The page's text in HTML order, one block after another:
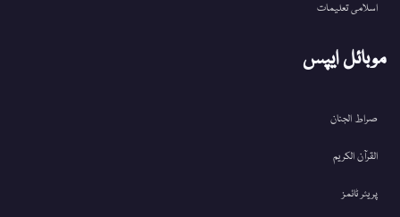
اسلامی تعلیمات
موبائل ایپس
صراط الجنان
القرآن الکریم
پریئر ٹائمز